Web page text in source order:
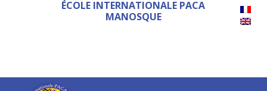
ÉCOLE INTERNATIONALE PACA
MANOSQUE